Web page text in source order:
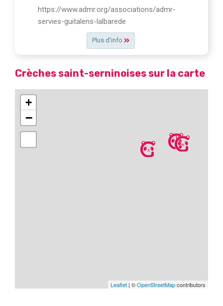
Plus d'info
https://www.admr.org/associations/admr-
servies-guitalens-lalbarede
Crèches saint-serninoises sur la carte
+
−
Leaflet | ©OpenStreetMapcontributors